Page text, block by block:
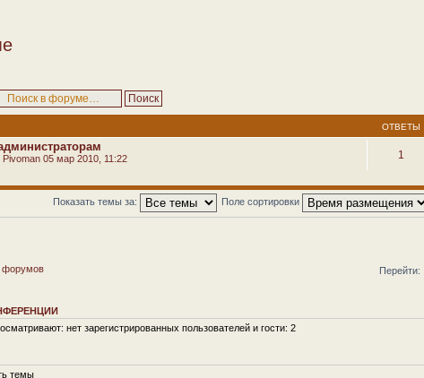
ОТВЕТЫ
Pivoman 05 мар 2010, 11:22 1
Показать темы за: Поле сортировки
форумов Перейти:
нет зарегистрированных пользователей и гости: 2
темы